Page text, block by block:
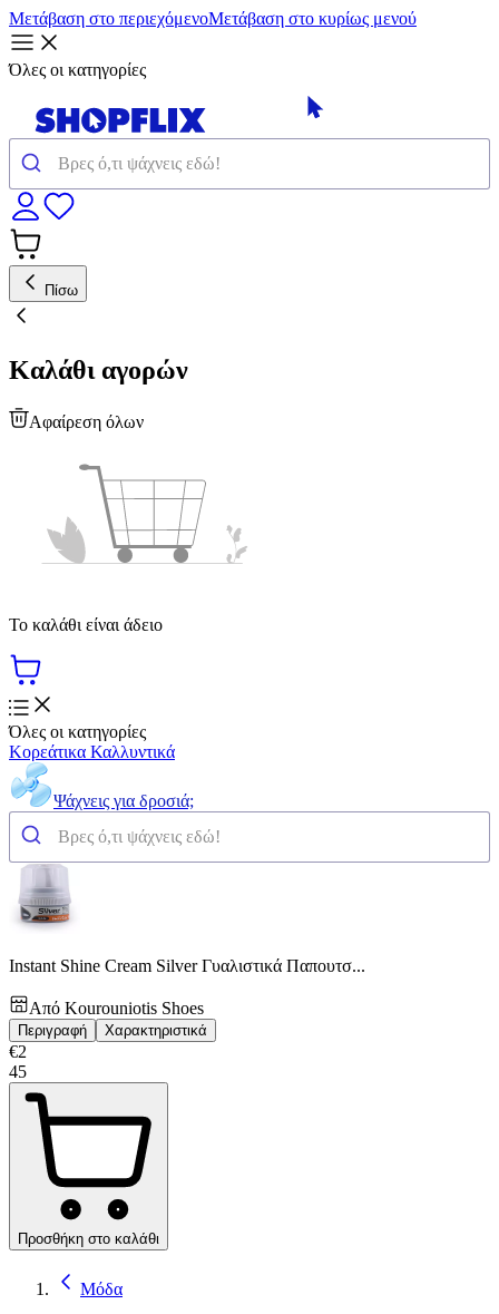
Μετάβαση στο περιεχόμενοΜετάβαση στο κυρίως μενού
Όλες οι κατηγορίες
Πίσω
Καλάθι αγορών
Αφαίρεση όλων
Το καλάθι είναι άδειο
Όλες οι κατηγορίες
Κορεάτικα Καλλυντικά
Ψάχνεις για δροσιά;
Instant Shine Cream Silver Γυαλιστικά Παπουτσ...
Από Kourouniotis Shoes
Περιγραφή Χαρακτηριστικά
€2
45
Προσθήκη στο καλάθι
Μόδα